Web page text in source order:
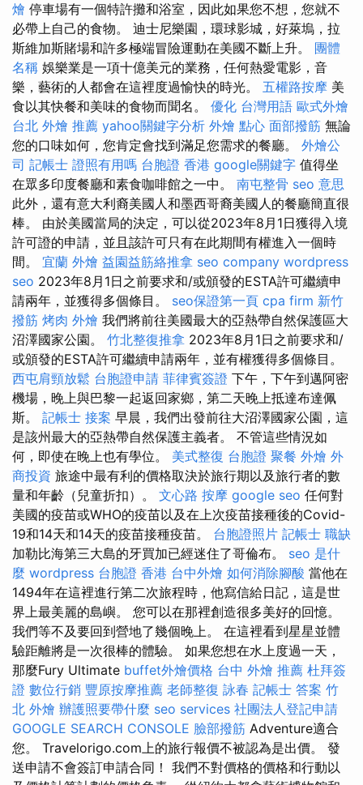
燴 停車場有一個特許攤和浴室，因此如果您不想，您就不
必帶上自己的食物。 迪士尼樂園，環球影城，好萊塢，拉
斯維加斯賭場和許多極端冒險運動在美國不斷上升。 團體
名稱 娛樂業是一項十億美元的業務，任何熱愛電影，音
樂，藝術的人都會在這裡度過愉快的時光。 五權路按摩 美
食以其快餐和美味的食物而聞名。 優化 台灣用語 歐式外燴
台北 外燴 推薦 yahoo關鍵字分析 外燴 點心 面部撥筋 無論
您的口味如何，您肯定會找到滿足您需求的餐廳。 外燴公
司 記帳士 證照有用嗎 台胞證 香港 google關鍵字 值得坐
在眾多印度餐廳和素食咖啡館之一中。 南屯整骨 seo 意思
此外，還有意大利裔美國人和墨西哥裔美國人的餐廳簡直很
棒。 由於美國當局的決定，可以從2023年8月1日獲得入境
許可證的申請，並且該許可只有在此期間有權進入一個時
間。 宜蘭 外燴 益園益筋絡推拿 seo company wordpress
seo 2023年8月1日之前要求和/或頒發的ESTA許可繼續申
請兩年，並獲得多個條目。 seo保證第一頁 cpa firm 新竹
撥筋 烤肉 外燴 我們將前往美國最大的亞熱帶自然保護區大
沼澤國家公園。 竹北整復推拿 2023年8月1日之前要求和/
或頒發的ESTA許可繼續申請兩年，並有權獲得多個條目。
西屯肩頸放鬆 台胞證申請 菲律賓簽證 下午，下午到邁阿密
機場，晚上與巴黎一起返回家鄉，第二天晚上抵達布達佩
斯。 記帳士 接案 早晨，我們出發前往大沼澤國家公園，這
是該州最大的亞熱帶自然保護主義者。 不管這些情況如
何，即使在晚上也有學位。 美式整復 台胞證 聚餐 外燴 外
商投資 旅途中最有利的價格取決於旅行期以及旅行者的數
量和年齡（兒童折扣）。 文心路 按摩 google seo 任何對
美國的疫苗或WHO的疫苗以及在上次疫苗接種後的Covid-
19和14天和14天的疫苗接種疫苗。 台胞證照片 記帳士 職缺
加勒比海第三大島的牙買加已經迷住了哥倫布。 seo 是什
麼 wordpress 台胞證 香港 台中外燴 如何消除腳酸 當他在
1494年在這裡進行第二次旅程時，他寫信給日記，這是世
界上最美麗的島嶼。 您可以在那裡創造很多美好的回憶。
我們等不及要回到營地了幾個晚上。 在這裡看到星星並體
驗距離將是一次很棒的體驗。 如果您想在水上度過一天，
那麼Fury Ultimate buffet外燴價格 台中 外燴 推薦 杜拜簽
證 數位行銷 豐原按摩推薦 老師整復 詠春 記帳士 答案 竹
北 外燴 辦護照要帶什麼 seo services 社團法人登記申請
GOOGLE SEARCH CONSOLE 臉部撥筋 Adventure適合
您。 Travelorigo.com上的旅行報價不被認為是出價。 發
送申請不會簽訂申請合同！ 我們不對價格的價格和行動以